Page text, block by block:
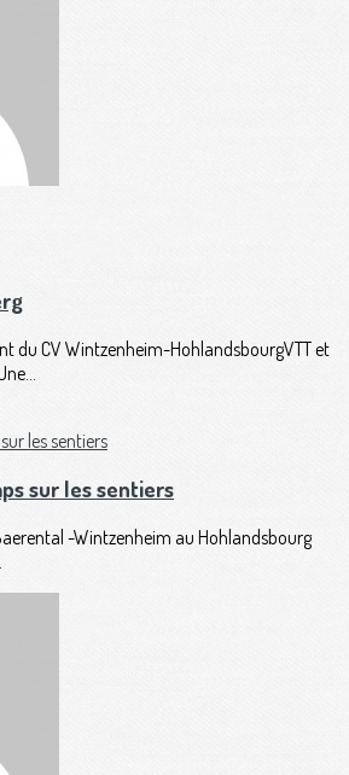
du CV Wintzenheim-HohlandsbourgVTT et
sur les sentiers
-Wintzenheim au Hohlandsbourg